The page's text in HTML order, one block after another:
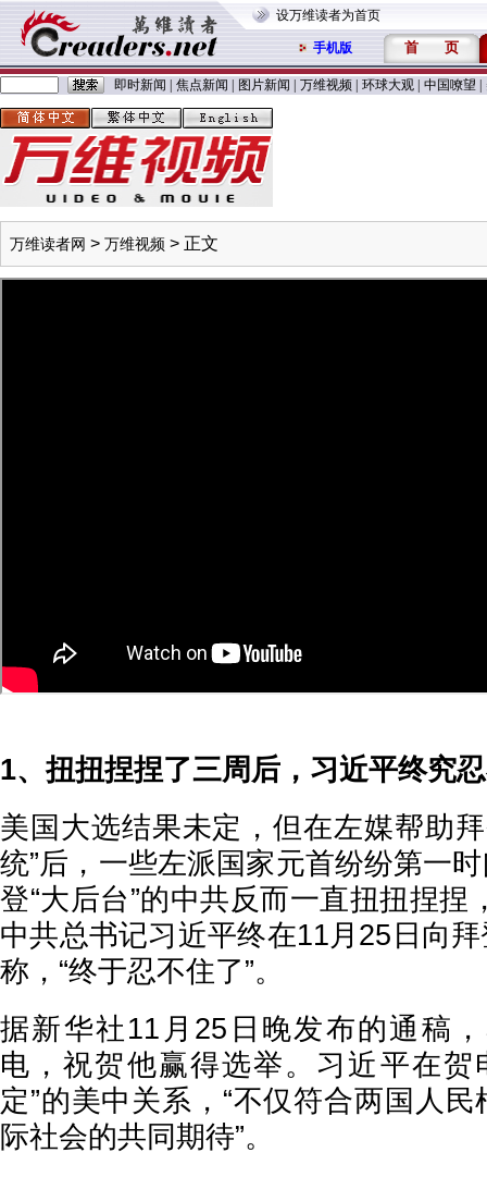
设万维读者为首页
手机版 首 页
即时新闻 焦点新闻 图片新闻 万维视频 环球大观 中国嘹望
万维读者网 > 万维视频 > 正文
1、扭扭捏捏了三周后，习近平终究
美国大选结果未定，但在左媒帮助
统”后，一些左派国家元首纷纷第一
登“大后台”的中共反而一直扭扭捏捏
中共总书记习近平终在11月25日向拜
称，“终于忍不住了”。
据新华社11月25日晚发布的通稿
电，祝贺他赢得选举。习近平在贺
定”的美中关系，“不仅符合两国人民
际社会的共同期待”。